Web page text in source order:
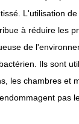
L'utilisation
à réduire les
de
Ils sont
les chambres et
pas